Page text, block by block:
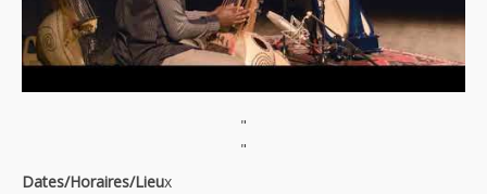
"
"
Dates/Horaires/Lieux